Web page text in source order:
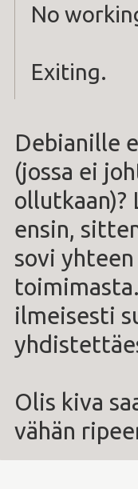
No
Exiting.
Debianille
(jossa ei
ollutkaan)?
ensin,
sovi
ilmeisesti
Olis kiva
vähän